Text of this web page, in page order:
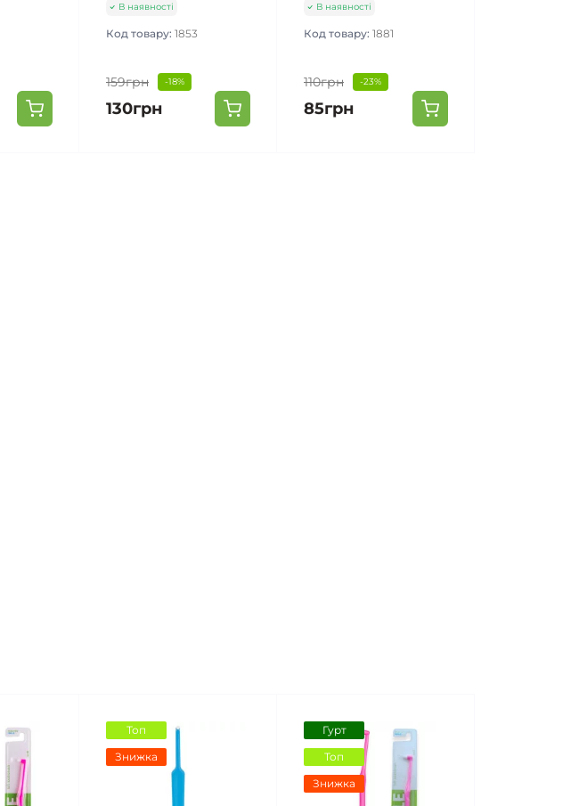
В наявності
Код товару: 1853
159грн -18%
130грн
В наявності
Код товару: 1881
110грн -23%
85грн
Топ
Знижка
Гурт
Топ
Знижка